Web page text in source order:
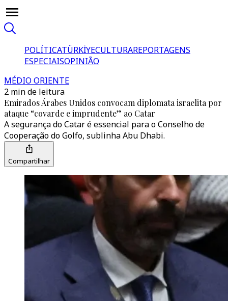
POLÍTICATÜRKİYECULTURAREPORTAGENS
ESPECIAISOPINIÃO
MÉDIO ORIENTE
2 min de leitura
Emirados Árabes Unidos convocam diplomata israelita por
ataque “covarde e imprudente” ao Catar
A segurança do Catar é essencial para o Conselho de
Cooperação do Golfo, sublinha Abu Dhabi.
Compartilhar